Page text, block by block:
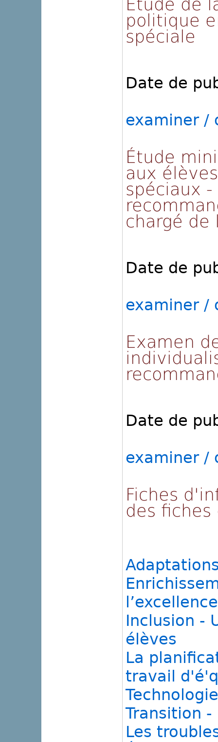
Étude de
politique
spéciale
Date de
examiner /
Étude
aux
spéciaux
chargé de
Date de
examiner /
Examen
Date de
examiner /
Fiches
des
l’excellence
Inclusion -
élèves
La
travail
Transition -
Les